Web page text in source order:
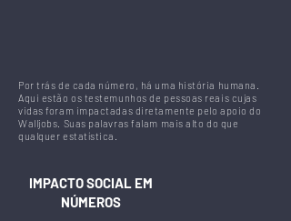
Por trás de cada número, há uma história humana.
Aqui estão os testemunhos de pessoas reais cujas
vidas foram impactadas diretamente pelo apoio do
Walljobs. Suas palavras falam mais alto do que
qualquer estatística.
IMPACTO SOCIAL EM
NÚMEROS